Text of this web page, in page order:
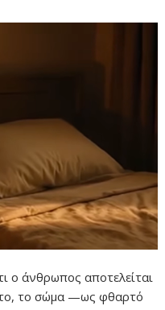
ο άνθρωπος αποτελείται
το σώμα —ως φθαρτό